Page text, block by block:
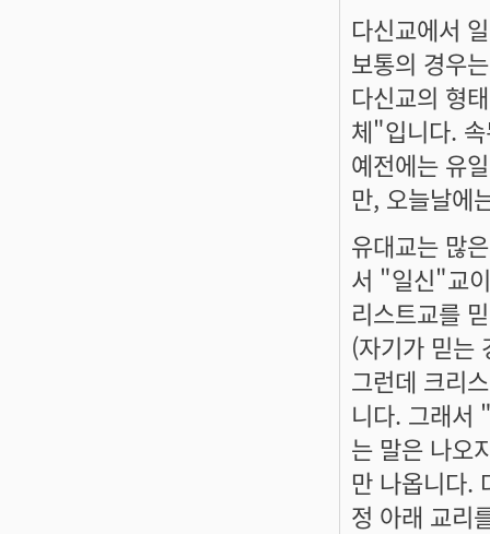
다신교에서
보통의 경우
다신교의 형
체"입니다.
예전에는 유
만, 오늘날에
유대교는 많
서 "일신"교
리스트교를
(자기가 믿는
그런데 크리
니다. 그래서
는 말은 나오
만 나옵니다.
정 아래 교리